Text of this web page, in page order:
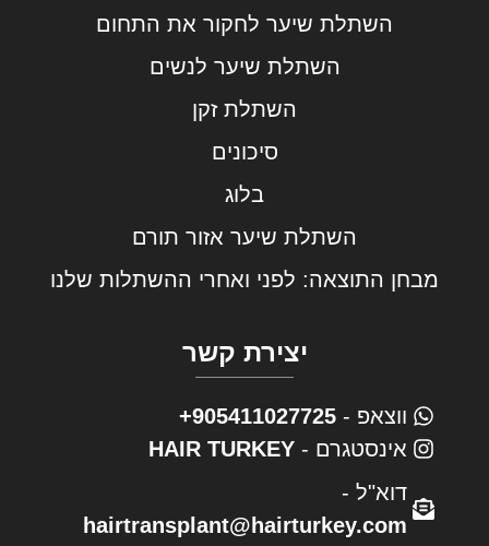
השתלת שיער לחקור את התחום
השתלת שיער לנשים
השתלת זקן
סיכונים
בלוג
השתלת שיער אזור תורם
מבחן התוצאה: לפני ואחרי ההשתלות שלנו
יצירת קשר
ווצאפ - 905411027725+
אינסטגרם - HAIR TURKEY
דוא"ל -
hairtransplant@hairturkey.com